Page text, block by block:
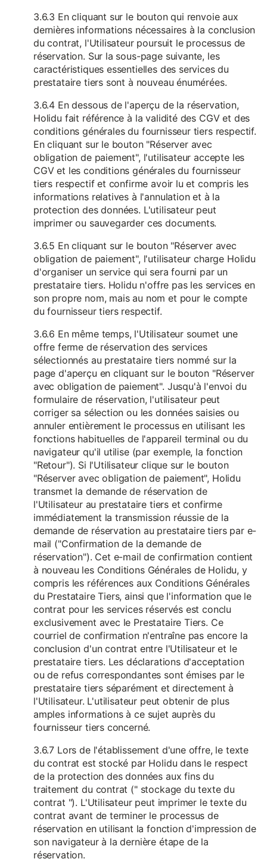
3.6.3 En cliquant sur le bouton qui renvoie aux
dernières informations nécessaires à la conclusion
du contrat, l'Utilisateur poursuit le processus de
réservation. Sur la sous-page suivante, les
caractéristiques essentielles des services du
prestataire tiers sont à nouveau énumérées.
3.6.4 En dessous de l'aperçu de la réservation,
Holidu fait référence à la validité des CGV et des
conditions générales du fournisseur tiers respectif.
En cliquant sur le bouton "Réserver avec
obligation de paiement", l'utilisateur accepte les
CGV et les conditions générales du fournisseur
tiers respectif et confirme avoir lu et compris les
informations relatives à l'annulation et à la
protection des données. L'utilisateur peut
imprimer ou sauvegarder ces documents.
3.6.5 En cliquant sur le bouton "Réserver avec
obligation de paiement", l'utilisateur charge Holidu
d'organiser un service qui sera fourni par un
prestataire tiers. Holidu n'offre pas les services en
son propre nom, mais au nom et pour le compte
du fournisseur tiers respectif.
3.6.6 En même temps, l'Utilisateur soumet une
offre ferme de réservation des services
sélectionnés au prestataire tiers nommé sur la
page d'aperçu en cliquant sur le bouton "Réserver
avec obligation de paiement". Jusqu'à l'envoi du
formulaire de réservation, l'utilisateur peut
corriger sa sélection ou les données saisies ou
annuler entièrement le processus en utilisant les
fonctions habituelles de l'appareil terminal ou du
navigateur qu'il utilise (par exemple, la fonction
"Retour"). Si l'Utilisateur clique sur le bouton
"Réserver avec obligation de paiement", Holidu
transmet la demande de réservation de
l'Utilisateur au prestataire tiers et confirme
immédiatement la transmission réussie de la
demande de réservation au prestataire tiers par e-
mail ("Confirmation de la demande de
réservation"). Cet e-mail de confirmation contient
à nouveau les Conditions Générales de Holidu, y
compris les références aux Conditions Générales
du Prestataire Tiers, ainsi que l'information que le
contrat pour les services réservés est conclu
exclusivement avec le Prestataire Tiers. Ce
courriel de confirmation n'entraîne pas encore la
conclusion d'un contrat entre l'Utilisateur et le
prestataire tiers. Les déclarations d'acceptation
ou de refus correspondantes sont émises par le
prestataire tiers séparément et directement à
l'Utilisateur. L'utilisateur peut obtenir de plus
amples informations à ce sujet auprès du
fournisseur tiers concerné.
3.6.7 Lors de l'établissement d'une offre, le texte
du contrat est stocké par Holidu dans le respect
de la protection des données aux fins du
traitement du contrat (" stockage du texte du
contrat "). L'Utilisateur peut imprimer le texte du
contrat avant de terminer le processus de
réservation en utilisant la fonction d'impression de
son navigateur à la dernière étape de la
réservation.